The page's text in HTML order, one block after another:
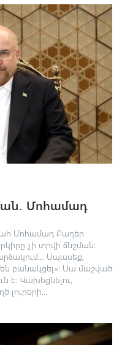
Մոհամադ
Մոհամադ Բաղեր
չի տրվի ճնշման։
Սպասեք,
բանակցել»։ Սա մաշված
է։ Վախեցնելու,